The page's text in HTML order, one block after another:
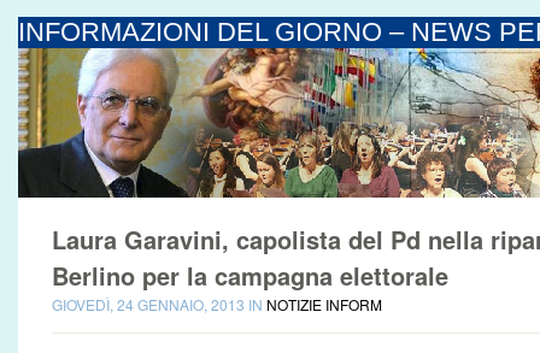
INFORMAZIONI DEL GIORNO – NEWS
Laura Garavini, capolista del Pd nella
Berlino per la campagna elettorale
GIOVEDÌ, 24 GENNAIO, 2013 IN NOTIZIE INFORM